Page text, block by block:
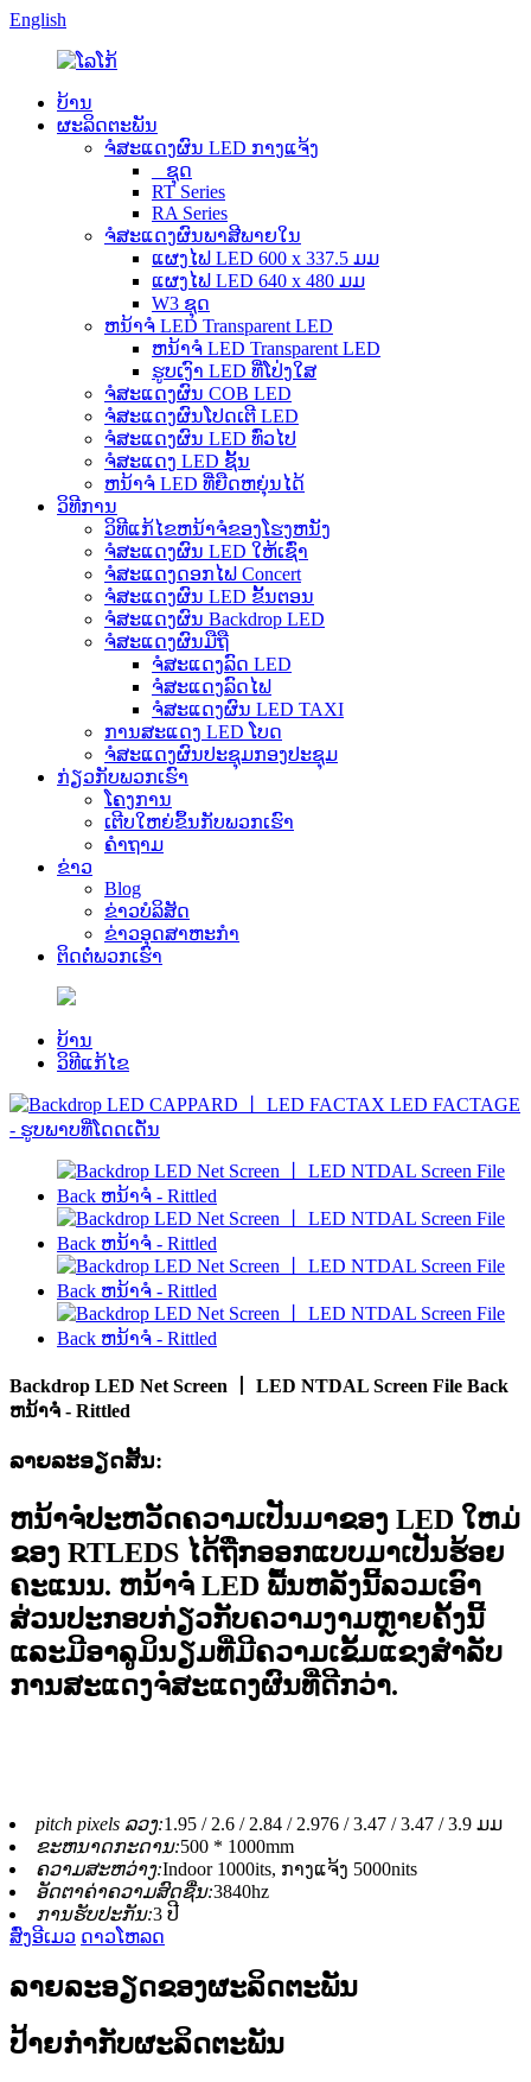
English
ບ້ານ
ຜະລິດຕະພັນ
ຈໍສະແດງຜົນ LED ກາງແຈ້ງ
_ ຊຸດ
RT Series
RA Series
ຈໍສະແດງຜົນພາສີພາຍໃນ
ແຜງໄຟ LED 600 x 337.5 ມມ
ແຜງໄຟ LED 640 x 480 ມມ
W3 ຊຸດ
ຫນ້າຈໍ LED Transparent LED
ຫນ້າຈໍ LED Transparent LED
ຮູບເງົາ LED ທີ່ໂປ່ງໃສ
ຈໍສະແດງຜົນ COB LED
ຈໍສະແດງຜົນໂປດເຕີ LED
ຈໍສະແດງຜົນ LED ທົ່ວໄປ
ຈໍສະແດງ LED ຊັ້ນ
ຫນ້າຈໍ LED ທີ່ຍືດຫຍຸ່ນໄດ້
ວິທີການ
ວິທີແກ້ໄຂຫນ້າຈໍຂອງໂຮງຫນັງ
ຈໍສະແດງຜົນ LED ໃຫ້ເຊົ່າ
ຈໍສະແດງດອກໄຟ Concert
ຈໍສະແດງຜົນ LED ຂັ້ນຕອນ
ຈໍສະແດງຜົນ Backdrop LED
ຈໍສະແດງຜົນມືຖື
ຈໍສະແດງລົດ LED
ຈໍສະແດງລົດໄຟ
ຈໍສະແດງຜົນ LED TAXI
ການສະແດງ LED ໂບດ
ຈໍສະແດງຜົນປະຊຸມກອງປະຊຸມ
ກ່ຽວກັບພວກເຮົາ
ໂຄງການ
ເຕີບໃຫຍ່ຂຶ້ນກັບພວກເຮົາ
ຄໍາຖາມ
ຂ່າວ
Blog
ຂ່າວບໍລິສັດ
ຂ່າວອຸດສາຫະກໍາ
ຕິດຕໍ່ພວກເຮົາ
ບ້ານ
ວິທີແກ້ໄຂ
Backdrop LED Net Screen 丨 LED NTDAL Screen File Back
ຫນ້າຈໍ - Rittled
ລາຍລະອຽດສັ້ນ:
ຫນ້າຈໍປະຫວັດຄວາມເປັນມາຂອງ LED ໃຫມ່
ຂອງ RTLEDS ໄດ້ຖືກອອກແບບມາເປັນຮ້ອຍ
ຄະແນນ. ຫນ້າຈໍ LED ພື້ນຫລັງນີ້ລວມເອົາ
ສ່ວນປະກອບກ່ຽວກັບຄວາມງາມຫຼາຍຄັ້ງນີ້
ແລະມີອາລູມິນຽມທີ່ມີຄວາມເຂັ້ມແຂງສໍາລັບ
ການສະແດງຈໍສະແດງຜົນທີ່ດີກວ່າ.
pitch pixels ລວງ:1.95 / 2.6 / 2.84 / 2.976 / 3.47 / 3.47 / 3.9 ມມ
ຂະຫນາດກະດານ:500 * 1000mm
ຄວາມສະຫວ່າງ:Indoor 1000its, ກາງແຈ້ງ 5000nits
ອັດຕາຄ່າຄວາມສົດຊື່ນ:3840hz
ການຮັບປະກັນ:3 ປີ
ສົ່ງອີເມວ ດາວໂຫລດ
ລາຍລະອຽດຂອງຜະລິດຕະພັນ
ປ້າຍກໍາກັບຜະລິດຕະພັນ